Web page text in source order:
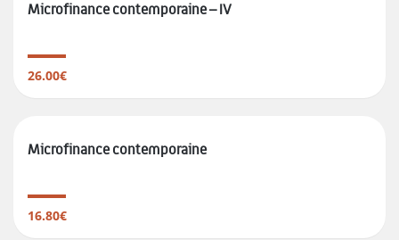
Microfinance contemporaine – IV
26.00€
Microfinance contemporaine
16.80€